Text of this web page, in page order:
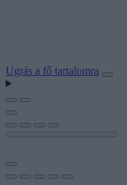
Ugrás a fő tartalomra